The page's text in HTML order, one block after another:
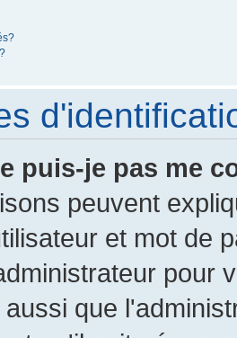
puis-je pas me
peuvent
et mot de
pour
que